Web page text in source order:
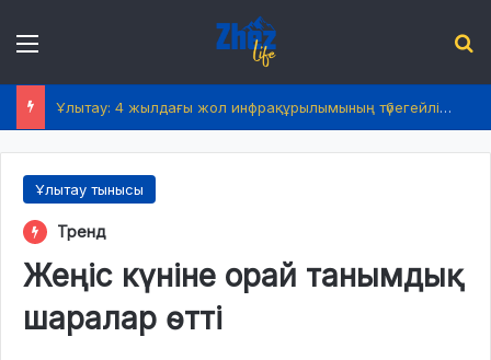
Ұлытау: 4 жылдағы жол инфрақұрылымының түбегейлі жаңаруы
Ұлытау тынысы
Тренд
Жеңіс күніне орай танымдық
шаралар өтті